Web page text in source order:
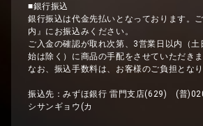
■銀行振込
銀行振込は代金先払いとなっております。
内』にお振込みください。
ご入金の確認が取れ次第、3営業日以内（
始は除く）に商品の手配をさせていただきま
なお、振込手数料は、お客様のご負担となり
振込先：みずほ銀行 雷門支店(629) (普
シサンギョウ(カ